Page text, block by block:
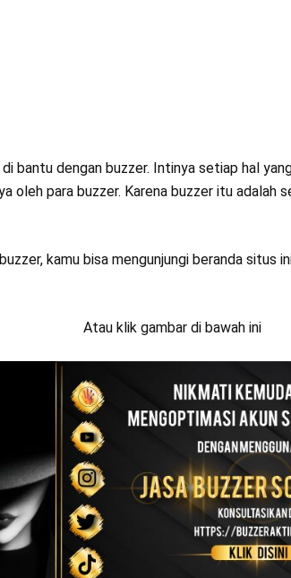
bantu dengan buzzer. Intinya setiap hal
oleh para buzzer. Karena buzzer itu adalah
kamu bisa mengunjungi beranda situs
Atau klik gambar di bawah ini